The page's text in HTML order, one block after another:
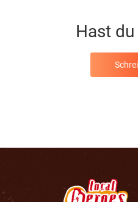
Hast du